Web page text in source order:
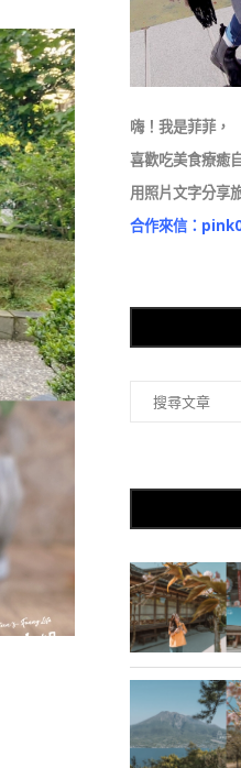
嗨！我是菲菲，
喜歡吃美食療癒
用照片文字分享
合作來信：